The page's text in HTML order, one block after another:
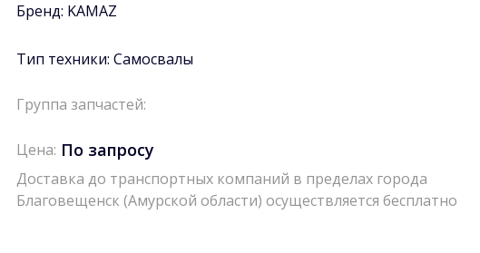
Бренд: KAMAZ
Тип техники: Самосвалы
Группа запчастей:
Цена: По запросу
Доставка до транспортных компаний в пределах города
Благовещенск (Амурской области) осуществляется бесплатно